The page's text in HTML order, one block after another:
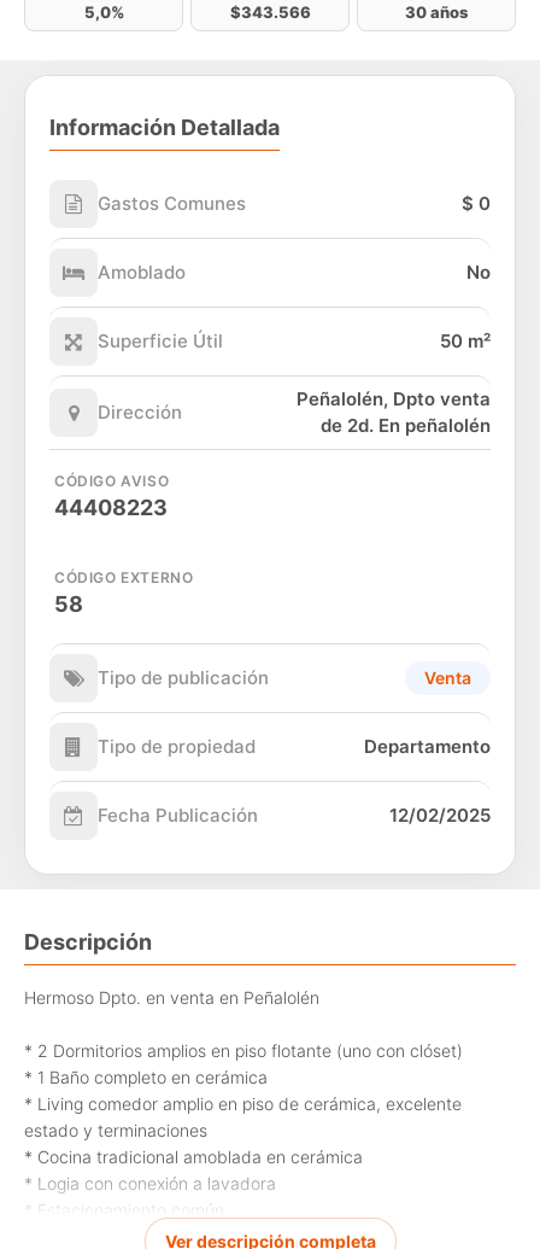
5,0% $343.566 30 años
Información Detallada
Gastos Comunes $ 0
Amoblado No
Superficie Útil 50 m²
Dirección
Peñalolén, Dpto venta
de 2d. En peñalolén
CÓDIGO AVISO
44408223
CÓDIGO EXTERNO
58
Tipo de publicación Venta
Tipo de propiedad Departamento
Fecha Publicación 12/02/2025
Descripción
Hermoso Dpto. en venta en Peñalolén
* 2 Dormitorios amplios en piso flotante (uno con clóset)
* 1 Baño completo en cerámica
* Living comedor amplio en piso de cerámica, excelente
estado y terminaciones
* Cocina tradicional amoblada en cerámica
* Logia con conexión a lavadora
* Estacionamiento común
* 53 M2 Totales
Ver descripción completa